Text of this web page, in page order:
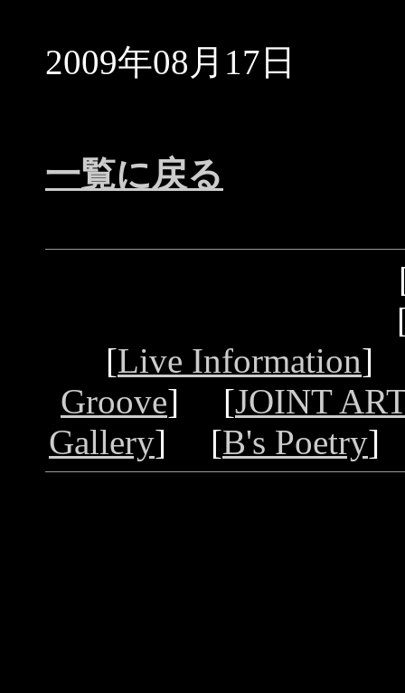
2009年08月17日
一覧に戻る
[Live Information]
Groove] [JOINT
Gallery] [B's Poetry]